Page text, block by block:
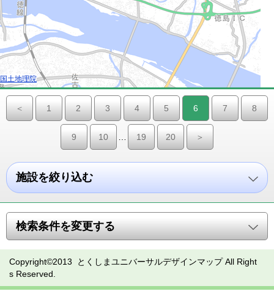
国土地理院
＜ 1 2 3 4 5 6 7 8
9 10 19 20 ＞
施設を絞り込む
検索条件を変更する
Copyright©2013 とくしまユニバーサルデザインマップ All Right
s Reserved.